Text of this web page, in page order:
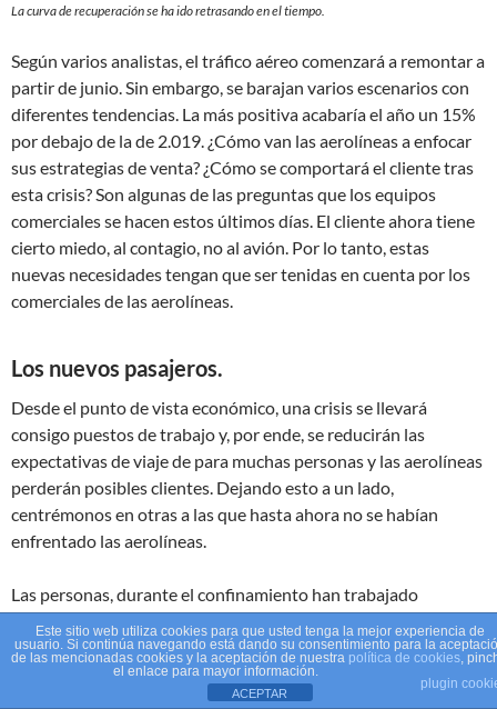
La curva de recuperación se ha ido retrasando en el tiempo.
Según varios analistas, el tráfico aéreo comenzará a remontar a
partir de junio. Sin embargo, se barajan varios escenarios con
diferentes tendencias. La más positiva acabaría el año un 15%
por debajo de la de 2.019. ¿Cómo van las aerolíneas a enfocar
sus estrategias de venta? ¿Cómo se comportará el cliente tras
esta crisis? Son algunas de las preguntas que los equipos
comerciales se hacen estos últimos días. El cliente ahora tiene
cierto miedo, al contagio, no al avión. Por lo tanto, estas
nuevas necesidades tengan que ser tenidas en cuenta por los
comerciales de las aerolíneas.
Los nuevos pasajeros.
Desde el punto de vista económico, una crisis se llevará
consigo puestos de trabajo y, por ende, se reducirán las
expectativas de viaje de para muchas personas y las aerolíneas
perderán posibles clientes. Dejando esto a un lado,
centrémonos en otras a las que hasta ahora no se habían
enfrentado las aerolíneas.
Las personas, durante el confinamiento han trabajado
utilizando herramientas telemáticas, se han tenido que
acostumbrar a la fuerza y, puede que en el futuro se ahorren la
necesidad de coger un avión. Un punto importante son las
condiciones del viaje. Quizá el cliente que desee, o se vea en la
Este sitio web utiliza cookies para que usted tenga la mejor experiencia de
usuario. Si continúa navegando está dando su consentimiento para la
de las mencionadas cookies y la aceptación de nuestra política de cookies,
el enlace para mayor información.
plugin
ACEPTAR